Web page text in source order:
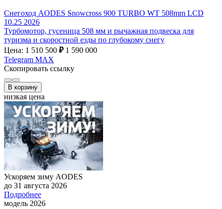
Снегоход AODES Snowcross 900 TURBO WT 508mm LCD
10.25 2026
Турбомотор, гусеница 508 мм и рычажная подвеска для
туризма и скоростной езды по глубокому снегу
Цена: 1 510 500 ₽ 1 590 000
Telegram MAX
Скопировать ссылку
В корзину
низкая цена
Ускоряем зиму AODES
до 31 августа 2026
Подробнее
модель 2026